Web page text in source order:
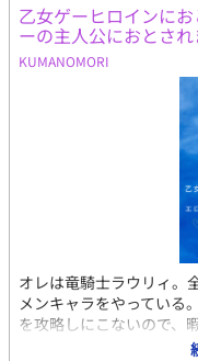
乙女ゲーヒロインに
ーの主人公におとさ
KUMANOMORI
オレは竜騎士ラウリィ。
メンキャラをやっている
を攻略しにこないので、
エロゲー）の主人公・ル